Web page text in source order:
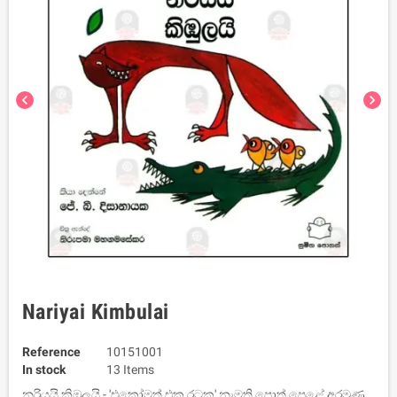
chevron_left chevron_right
Nariyai Kimbulai
Reference
10151001
In stock
13 Items